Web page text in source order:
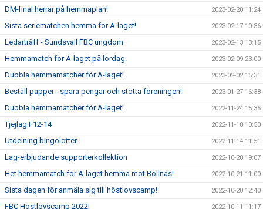
DM-final herrar på hemmaplan! 2023-02-20 11:24
Sista seriematchen hemma för A-laget! 2023-02-17 10:36
Ledarträff - Sundsvall FBC ungdom 2023-02-13 13:15
Hemmamatch för A-laget på lördag. 2023-02-09 23:00
Dubbla hemmamatcher för A-laget! 2023-02-02 15:31
Beställ papper - spara pengar och stötta föreningen! 2023-01-27 16:38
Dubbla hemmamatcher för A-laget! 2022-11-24 15:35
Tjejlag F12-14 2022-11-18 10:50
Utdelning bingolotter. 2022-11-14 11:51
Lag-erbjudande supporterkollektion 2022-10-28 19:07
Het hemmamatch för A-laget hemma mot Bollnäs! 2022-10-21 11:00
Sista dagen för anmäla sig till höstlovscamp! 2022-10-20 12:40
FBC Höstlovscamp 2022! 2022-10-11 11:17